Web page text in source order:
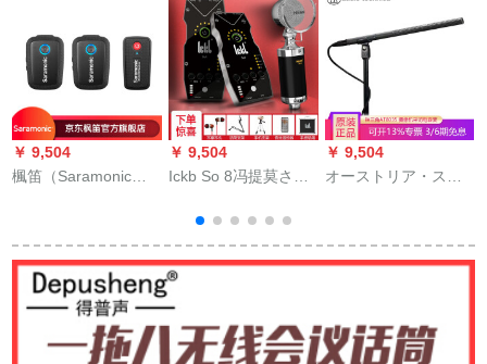
￥ 9,504
楓笛（Saramonic）
小蜂マイク
￥ 9,504
Ickb So 8冯提莫さん
外付けオーストリア
ディックの携帯帯电
话生の中継音响カド
国民カラオケを放送
￥ 9,504
オーストリア・ステ
ザン·麦公式入札